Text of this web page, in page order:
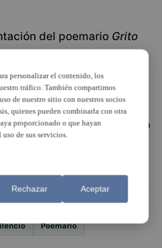
del poemario Grito
la Cultura José Peris Aragó
Poemario
personalizar el contenido, los
tráfico. También compartimos
de nuestro sitio con nuestros socios
quienes pueden combinarla con otra
proporcionado o que hayan
de sus servicios.
Rechazar Aceptar